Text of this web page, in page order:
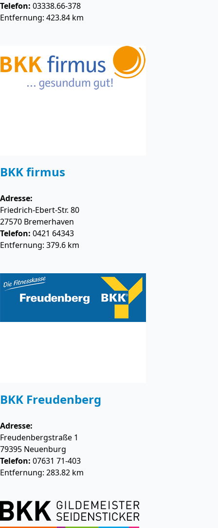
Telefon: 03338.66-378
Entfernung: 423.84 km
BKK firmus
Adresse:
Friedrich-Ebert-Str. 80
27570 Bremerhaven
Telefon: 0421 64343
Entfernung: 379.6 km
BKK Freudenberg
Adresse:
Freudenbergstraße 1
79395 Neuenburg
Telefon: 07631 71-403
Entfernung: 283.82 km